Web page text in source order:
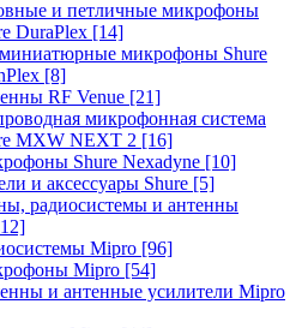
и петличные микрофоны
DuraPlex [14]
микрофоны Shure
[8]
RF Venue [21]
микрофонная система
MXW NEXT 2 [16]
Shure Nexadyne [10]
и аксессуары Shure [5]
радиосистемы и антенны
Mipro [96]
Mipro [54]
и антенные усилители Mipro